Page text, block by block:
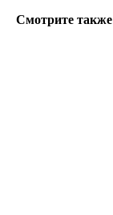
Смотрите также